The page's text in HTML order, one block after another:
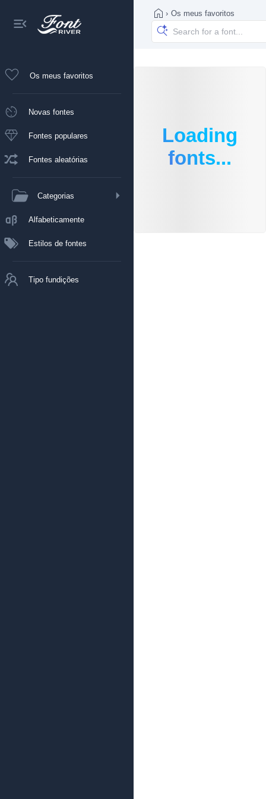
Os meus favoritos
Novas fontes
Fontes populares
Fontes aleatórias
Categorias
Alfabeticamente
Estilos de fontes
Tipo fundições
› Os meus favoritos
Loading
fonts...